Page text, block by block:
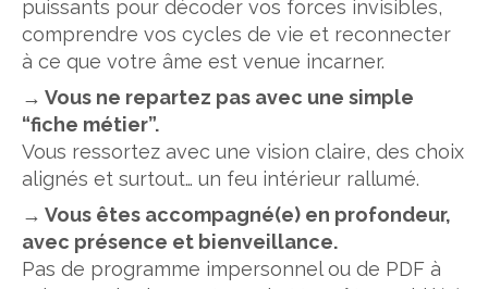
puissants pour décoder vos forces invisibles,
comprendre vos cycles de vie et reconnecter
à ce que votre âme est venue incarner.
→ Vous ne repartez pas avec une simple
“fiche métier”.
Vous ressortez avec une vision claire, des choix
alignés et surtout… un feu intérieur rallumé.
→ Vous êtes accompagné(e) en profondeur,
avec présence et bienveillance.
Pas de programme impersonnel ou de PDF à